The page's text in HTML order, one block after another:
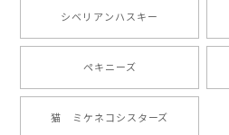
2024/05/22
2024/05/04
シベリアンハスキー
ペキニーズ
猫 ミケネコシスターズ